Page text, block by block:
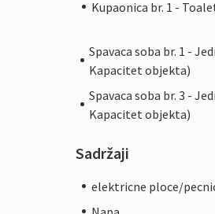
Kupaonica br. 1 -
Spavaca soba br. 1 -
Kapacitet objekta)
Spavaca soba br. 3 -
Kapacitet objekta)
Sadržaji
elektricne ploce/